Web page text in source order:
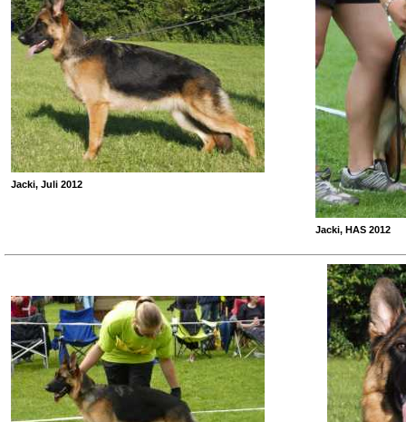
Jacki, Juli 2012
Jacki, HAS 2012